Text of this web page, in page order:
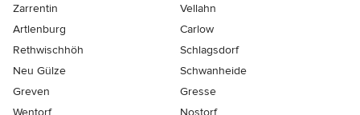
Zarrentin
Vellahn
Artlenburg
Carlow
Rethwischhöh
Schlagsdorf
Neu Gülze
Schwanheide
Greven
Gresse
Wentorf
Nostorf